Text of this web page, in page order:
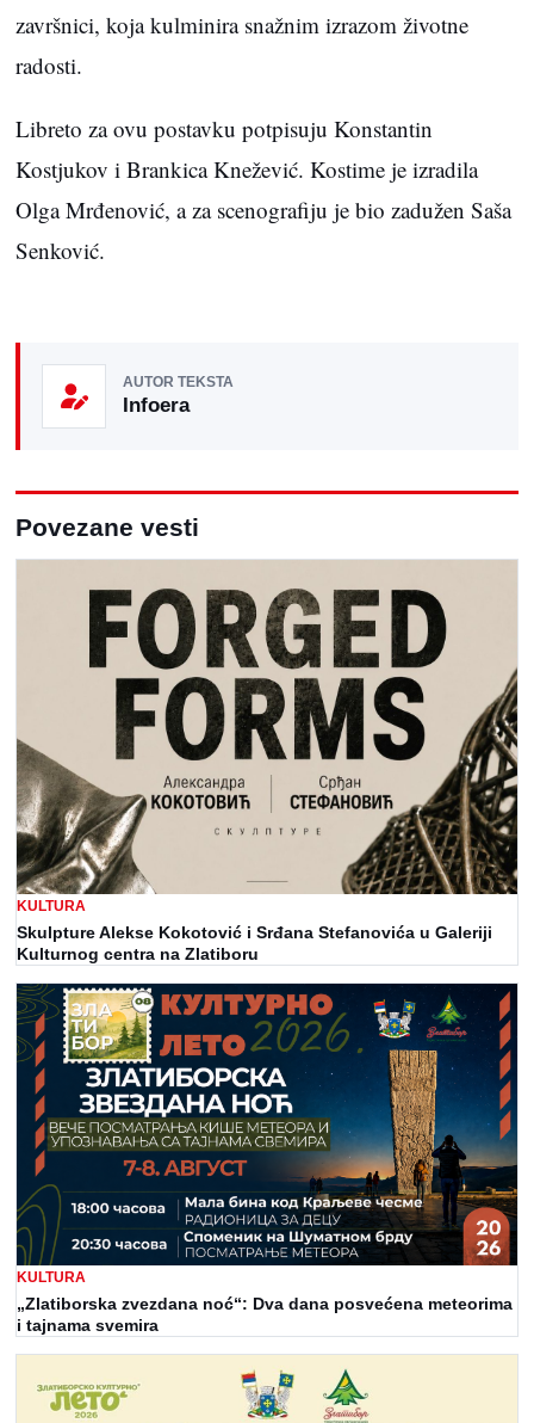
završnici, koja kulminira snažnim izrazom životne
radosti.
Libreto za ovu postavku potpisuju Konstantin
Kostjukov i Brankica Knežević. Kostime je izradila
Olga Mrđenović, a za scenografiju je bio zadužen Saša
Senković.
AUTOR TEKSTA
Infoera
Povezane vesti
KULTURA
Skulpture Alekse Kokotović i Srđana Stefanovića u Galeriji
Kulturnog centra na Zlatiboru
KULTURA
„Zlatiborska zvezdana noć“: Dva dana posvećena meteorima
i tajnama svemira